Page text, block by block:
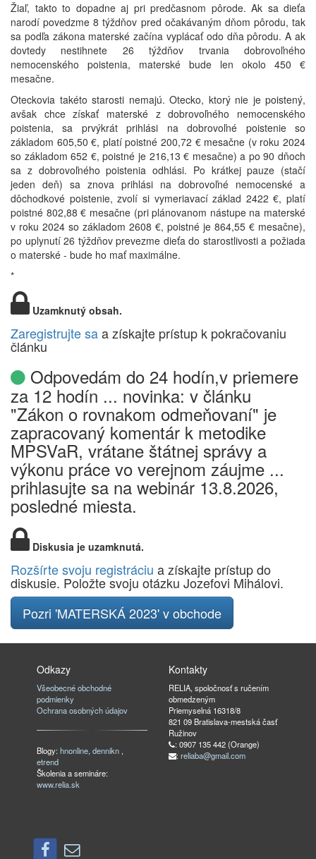
Žiaľ, takto to dopadne aj pri predčasnom pôrode. Ak sa dieťa
narodí povedzme 8 týždňov pred očakávaným dňom pôrodu, tak
sa podľa zákona materské začína vyplácať odo dňa pôrodu. A ak
dovtedy nestihnete 26 týždňov trvania dobrovoľného
nemocenského poistenia, materské bude len okolo 450 €
mesačne.
Oteckovia takéto starosti nemajú. Otecko, ktorý nie je poistený,
avšak chce získať materské z dobrovoľného nemocenského
poistenia, sa prvýkrát prihlási na dobrovoľné poistenie so
základom 605,50 €, platí poistné 200,72 € mesačne (v roku 2024
so základom 652 €, poistné je 216,13 € mesačne) a po 90 dňoch
sa z dobrovoľného poistenia odhlási. Po krátkej pauze (stačí
jeden deň) sa znova prihlási na dobrovoľné nemocenské a
dôchodkové poistenie, zvolí si vymeriavací základ 2422 €, platí
poistné 802,88 € mesačne (pri plánovanom nástupe na materské
v roku 2024 so základom 2608 €, poistné je 864,55 € mesačne),
po uplynutí 26 týždňov prevezme dieťa do starostlivosti a požiada
o materské - bude ho mať maximálne.
*
Uzamknutý obsah.
Zaregistrujte saa získajte prístup k pokračovaniu
článku
Odpovedám do 24 hodín,v priemere
za 12 hodín ... novinka: v článku
"Zákon o rovnakom odmeňovaní" je
zapracovaný komentár k metodike
MPSVaR, vrátane štátnej správy a
výkonu práce vo verejnom záujme ...
prihlasujte sa na webinár 13.8.2026,
posledné miesta.
Diskusia je uzamknutá.
Rozšírte svoju registráciu a získajte prístup do
diskusie. Položte svoju otázku Jozefovi Mihálovi.
Pozri 'MATERSKÁ 2023' v obchode
Odkazy
Všeobecné obchodné
podmienky
Ochrana osobných údajov
Blogy:hnonline,dennikn ,
etrend
Školenia a semináre:
www.relia.sk
Kontakty
RELIA, spoločnosť s ručením
obmedzeným
Priemyselná 16318/8
821 09 Bratislava-mestská časť
Ružinov
: 0907 135 442 (Orange)
: reliaba@gmail.com